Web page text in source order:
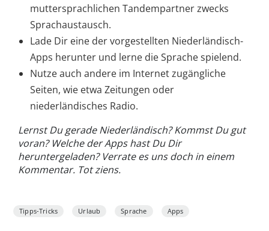
muttersprachlichen Tandempartner zwecks
Sprachaustausch.
Lade Dir eine der vorgestellten Niederländisch-
Apps herunter und lerne die Sprache spielend.
Nutze auch andere im Internet zugängliche
Seiten, wie etwa Zeitungen oder
niederländisches Radio.
Lernst Du gerade Niederländisch? Kommst Du gut
voran? Welche der Apps hast Du Dir
heruntergeladen? Verrate es uns doch in einem
Kommentar. Tot ziens.
Tipps-Tricks Urlaub Sprache Apps